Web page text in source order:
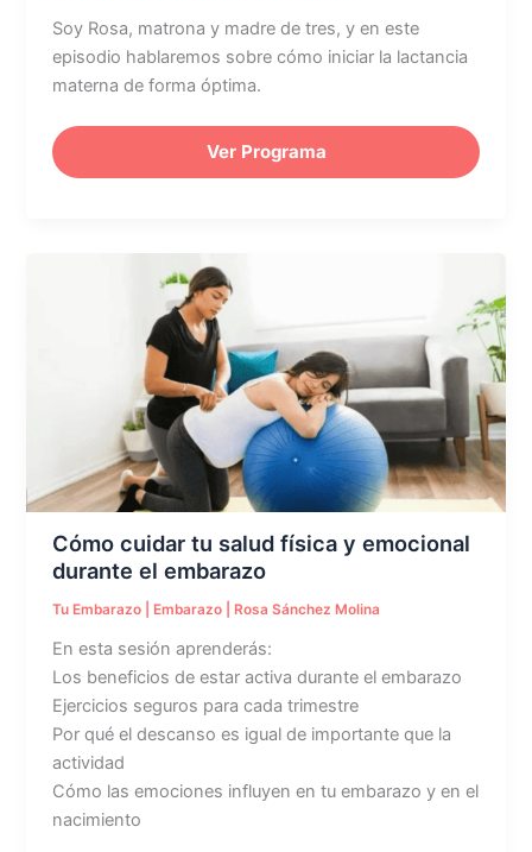
Soy Rosa, matrona y madre de tres, y en este
episodio hablaremos sobre cómo iniciar la lactancia
materna de forma óptima.
Ver Programa
Cómo cuidar tu salud física y emocional
durante el embarazo
Tu Embarazo Embarazo Rosa Sánchez Molina
En esta sesión aprenderás:
Los beneficios de estar activa durante el embarazo
Ejercicios seguros para cada trimestre
Por qué el descanso es igual de importante que la
actividad
Cómo las emociones influyen en tu embarazo y en el
nacimiento
Cómo
cuidar
tu
salud
física
y
emocional
durante
el